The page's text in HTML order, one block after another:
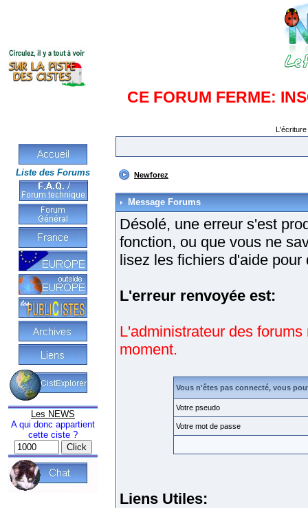
CE FORUM FERME:
Liste des Forums
Les NEWS
A qui donc appartient
cette ciste ?
Newforez
Message Forums
Désolé, une erreur s'est
fonction, ou que vous ne
lisez les fichiers d'aide
L'erreur renvoyée est:
L'administrateur des
moment.
Vous n'êtes pas connecté, vous
Votre pseudo
Votre mot de passe
Liens Utiles: